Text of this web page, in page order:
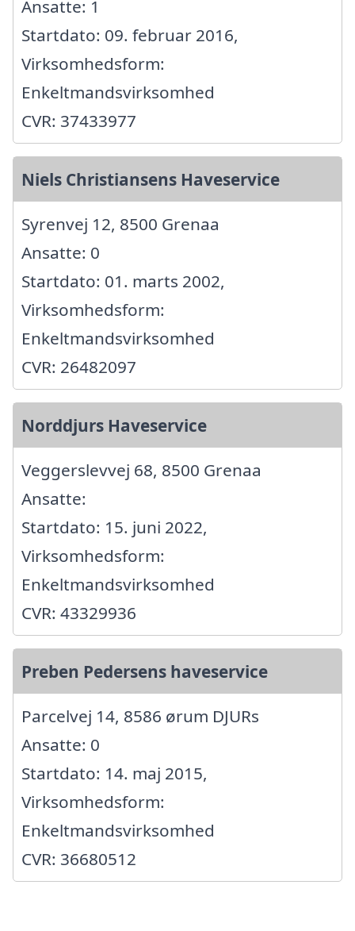
Ansatte: 1
Startdato: 09. februar 2016,
Virksomhedsform:
Enkeltmandsvirksomhed
CVR: 37433977
Niels Christiansens Haveservice
Syrenvej 12, 8500 Grenaa
Ansatte: 0
Startdato: 01. marts 2002,
Virksomhedsform:
Enkeltmandsvirksomhed
CVR: 26482097
Norddjurs Haveservice
Veggerslevvej 68, 8500 Grenaa
Ansatte:
Startdato: 15. juni 2022,
Virksomhedsform:
Enkeltmandsvirksomhed
CVR: 43329936
Preben Pedersens haveservice
Parcelvej 14, 8586 ørum DJURs
Ansatte: 0
Startdato: 14. maj 2015,
Virksomhedsform:
Enkeltmandsvirksomhed
CVR: 36680512